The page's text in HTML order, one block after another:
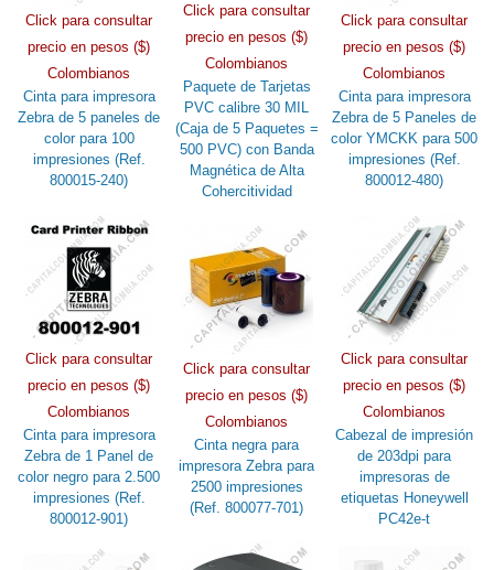
Click para consultar
precio en pesos ($)
Colombianos
Cinta para impresora
Zebra de 5 paneles de
color para 100
impresiones (Ref.
800015-240)
Click para consultar
precio en pesos ($)
Colombianos
Paquete de Tarjetas
PVC calibre 30 MIL
(Caja de 5 Paquetes =
500 PVC) con Banda
Magnética de Alta
Cohercitividad
Click para consultar
precio en pesos ($)
Colombianos
Cinta para impresora
Zebra de 5 Paneles de
color YMCKK para 500
impresiones (Ref.
800012-480)
Click para consultar
precio en pesos ($)
Colombianos
Cinta para impresora
Zebra de 1 Panel de
color negro para 2.500
impresiones (Ref.
800012-901)
Click para consultar
precio en pesos ($)
Colombianos
Cinta negra para
impresora Zebra para
2500 impresiones
(Ref. 800077-701)
Click para consultar
precio en pesos ($)
Colombianos
Cabezal de impresión
de 203dpi para
impresoras de
etiquetas Honeywell
PC42e-t